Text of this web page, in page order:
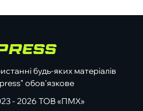
будь-яких матеріалів
обов'язкове
- 2026 ТОВ «ПМХ»